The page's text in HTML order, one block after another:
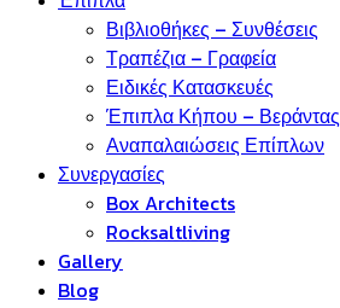
Βιβλιοθήκες – Συνθέσεις
Τραπέζια – Γραφεία
Ειδικές Κατασκευές
Έπιπλα Κήπου – Βεράντας
Αναπαλαιώσεις Επίπλων
Συνεργασίες
Box Architects
Rocksaltliving
Gallery
Blog